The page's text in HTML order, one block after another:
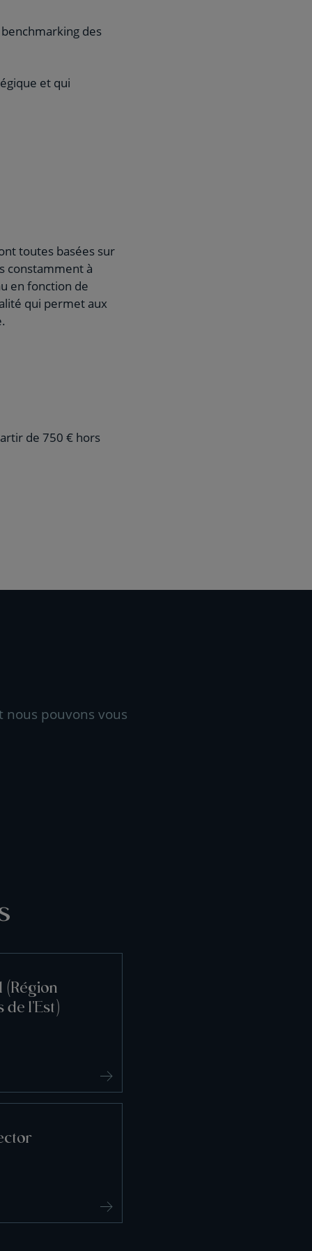
des
et qui
toutes basées sur
constamment à
en fonction de
qui permet aux
de 750 € hors
nous pouvons vous
(Région
de l'Est)